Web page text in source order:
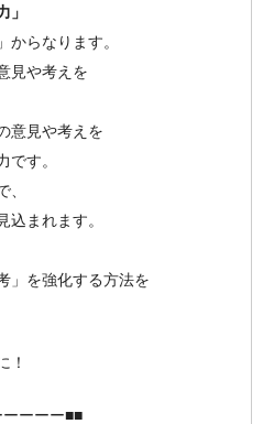
」
からなります。
見や考えを
意見や考えを
です。
、
込まれます。
」を強化する方法を
！
ーーー■■